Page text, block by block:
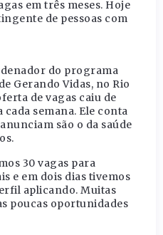
em três meses. Hoje
de pessoas com
do programa
Gerando Vidas, no Rio
de vagas caiu de
cada semana. Ele conta
são o da saúde
30 vagas para
e em dois dias tivemos
aplicando. Muitas
poucas oportunidades